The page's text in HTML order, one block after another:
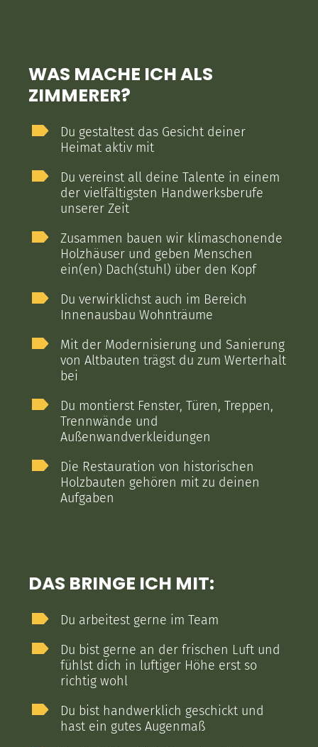
WAS MACHE ICH ALS
ZIMMERER?
Du gestaltest das Gesicht deiner
Heimat aktiv mit
Du vereinst all deine Talente in einem
der vielfältigsten Handwerksberufe
unserer Zeit
Zusammen bauen wir klimaschonende
Holzhäuser und geben Menschen
ein(en) Dach(stuhl) über den Kopf
Du verwirklichst auch im Bereich
Innenausbau Wohnträume
Mit der Modernisierung und Sanierung
von Altbauten trägst du zum Werterhalt
bei
Du montierst Fenster, Türen, Treppen,
Trennwände und
Außenwandverkleidungen
Die Restauration von historischen
Holzbauten gehören mit zu deinen
Aufgaben
DAS BRINGE ICH MIT:
Du arbeitest gerne im Team
Du bist gerne an der frischen Luft und
fühlst dich in luftiger Höhe erst so
richtig wohl
Du bist handwerklich geschickt und
hast ein gutes Augenmaß